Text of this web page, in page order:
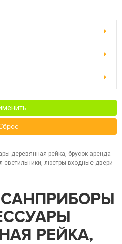
деревянная рейка, брусок аренда
светильники, люстры входные двери
РЕЙКА,